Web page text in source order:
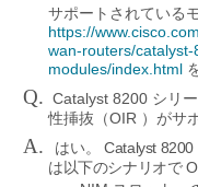
サポートされている
https://
wan-routers/
modules/index.html
Q. Catalyst 8200 シリ
性挿抜（OIR ）がサ
A. はい。 Catalyst 8200
は以下のシナリオで